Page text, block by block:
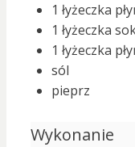
1 łyżeczka
1 łyżeczka
1 łyżeczka
sól
pieprz
Wykonanie